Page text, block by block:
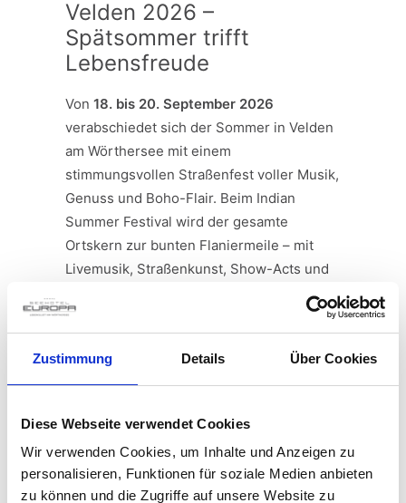
Zustimmung Details Über Cookies
Diese Webseite verwendet Cookies
Wir verwenden Cookies, um Inhalte und Anzeigen zu
personalisieren, Funktionen für soziale Medien anbieten
zu können und die Zugriffe auf unsere Website zu
Velden 2026 –
Spätsommer trifft
Lebensfreude
Von 18. bis 20. September 2026
verabschiedet sich der Sommer in Velden
am Wörthersee mit einem
stimmungsvollen Straßenfest voller Musik,
Genuss und Boho-Flair. Beim Indian
Summer Festival wird der gesamte
Ortskern zur bunten Flaniermeile – mit
Livemusik, Straßenkunst, Show-Acts und
Genießen, flanieren &
feiern
Live-Acts darf nach Herzenslust
geschlemmt und gustiert werden. Die
Veldener Gastronom:innen verwöhnen mit